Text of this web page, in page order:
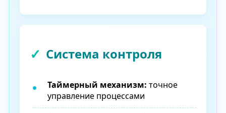
Система контроля
Таймерный механизм: точное
управление процессами